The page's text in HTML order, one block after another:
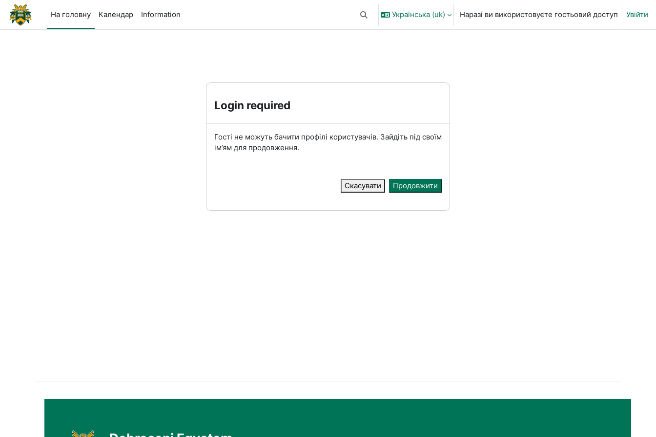
Перейти до головного вмісту
На головну
Календар Information Переключити введення пошуку
Українська ‎(uk)‎ Наразі ви використовуєте гостьовий доступ Увійти
Login required
Гості не можуть бачити профілі користувачів. Зайдіть під своїм
ім’ям для продовження.
Скасувати Продовжити